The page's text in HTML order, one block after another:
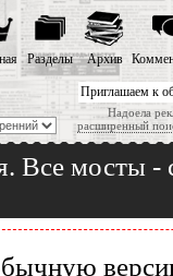
Приглашаем к
Надоела
расширенный
Разделы Архив
Все мосты -